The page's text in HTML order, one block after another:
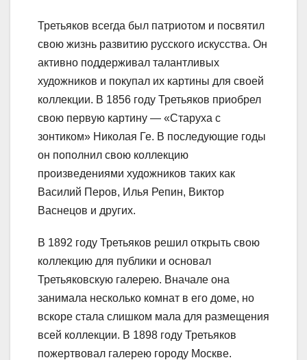
Третьяков всегда был патриотом и посвятил
свою жизнь развитию русского искусства. Он
активно поддерживал талантливых
художников и покупал их картины для своей
коллекции. В 1856 году Третьяков приобрел
свою первую картину — «Старуха с
зонтиком» Николая Ге. В последующие годы
он пополнил свою коллекцию
произведениями художников таких как
Василий Перов, Илья Репин, Виктор
Васнецов и других.
В 1892 году Третьяков решил открыть свою
коллекцию для публики и основал
Третьяковскую галерею. Вначале она
занимала несколько комнат в его доме, но
вскоре стала слишком мала для размещения
всей коллекции. В 1898 году Третьяков
пожертвовал галерею городу Москве.